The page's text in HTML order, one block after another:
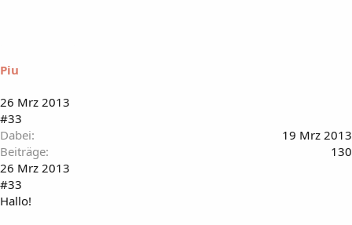
Piu
26 Mrz 2013
#33
Dabei
19 Mrz 2013
Beiträge
130
26 Mrz 2013
#33
Hallo!